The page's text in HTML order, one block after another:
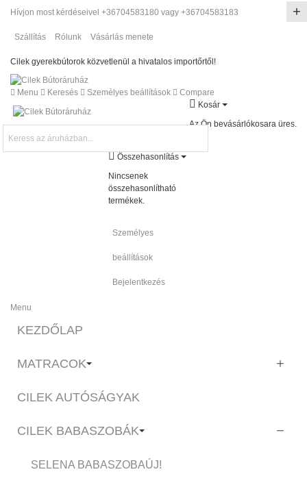
Hívjon most kérdéseivel +36704583180 vagy +36704583183
Szállítás Rólunk Vásárlás menete
Cilek gyerekbútorok közvetlenül a hivatalos importőrtől!
Menu Keresés Személyes beállítások
Compare
Kosár
Az Ön bevásárlókosara üres.
Összehasonlítás
Nincsenek
összehasonlítható
termékek.
Személyes
beállítások
Bejelentkezés
Menu
KEZDŐLAP
MATRACOK
CILEK AUTÓSÁGYAK
CILEK BABASZOBÁK
SELENA BABASZOBAÚJ!